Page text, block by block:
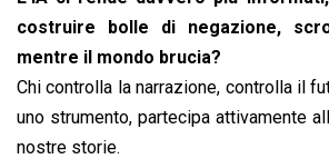
costruire bolle di negazione,
mentre il mondo brucia?
Chi controlla la narrazione, controlla il
uno strumento, partecipa attivamente
nostre storie.